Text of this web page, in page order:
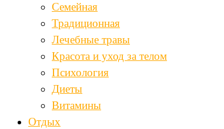
Семейная
Традиционная
Лечебные травы
Красота и уход за телом
Психология
Диеты
Витамины
Отдых